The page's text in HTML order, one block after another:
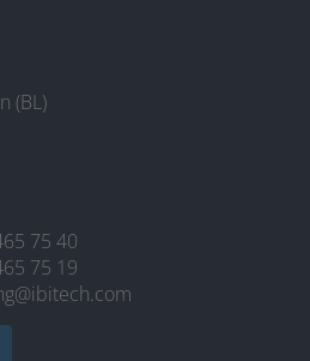
(BL)
75 40
75 19